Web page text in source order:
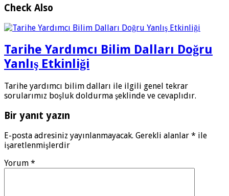
Check Also
Tarihe Yardımcı Bilim Dalları Doğru
Yanlış Etkinliği
Tarihe yardımcı bilim dalları ile ilgili genel tekrar
sorularımız boşluk doldurma şeklinde ve cevaplıdır.
Bir yanıt yazın
E-posta adresiniz yayınlanmayacak. Gerekli alanlar * ile
işaretlenmişlerdir
Yorum *